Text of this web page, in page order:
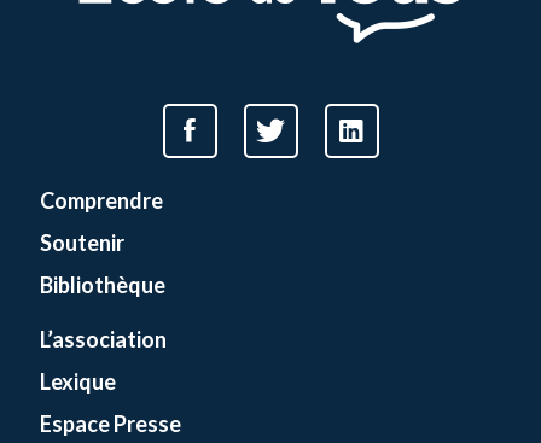
Comprendre
Soutenir
Bibliothèque
L’association
Lexique
Espace Presse